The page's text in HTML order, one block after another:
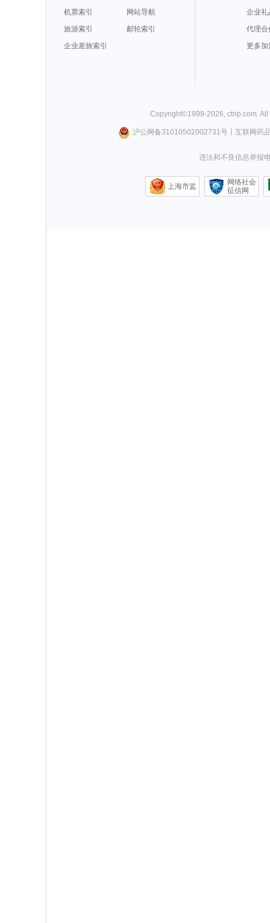
机票索引
网站导航
旅游索引
邮轮索引
企业差旅索引
企业礼
代理合
更多加
Copyright©1999-2026 ctrip.com .
沪公网备31010502002731号丨 互联网药
违法和不良信息举报
上海市监
网络社会
征信网